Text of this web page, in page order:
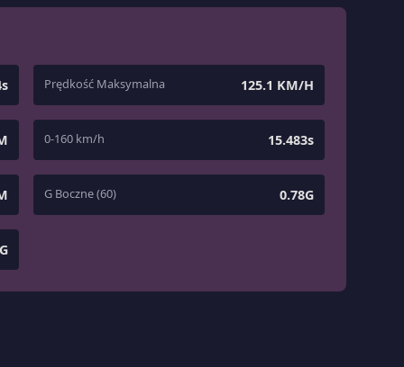
Prędkość Maksymalna 125.1 KM/H
0-160 km/h 15.483s
G Boczne (60) 0.78G